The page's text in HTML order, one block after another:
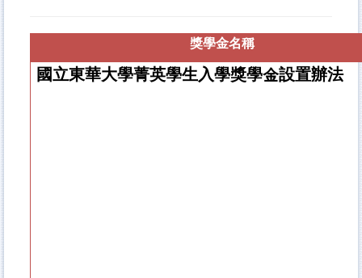
獎學金名稱
國立東華大學菁英學生入學獎學金設置辦法